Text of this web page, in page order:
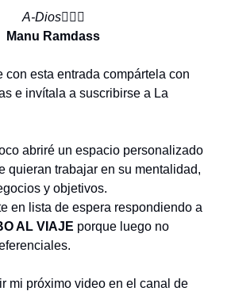
A-Dios✋🏼🌿
Manu Ramdass
con esta entrada compártela con
e invítala a suscribirse a La
abriré un espacio personalizado
quieran trabajar en su mentalidad,
y objetivos.
en lista de espera respondiendo a
AL VIAJE porque luego no
mi próximo video en el canal de